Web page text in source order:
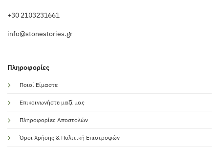
+30 2103231661
info@stonestories.gr
Πληροφορίες
Ποιοί Είμαστε
Επικοινωνήστε μαζί μας
Πληροφορίες Αποστολών
Όροι Χρήσης & Πολιτική Επιστροφών